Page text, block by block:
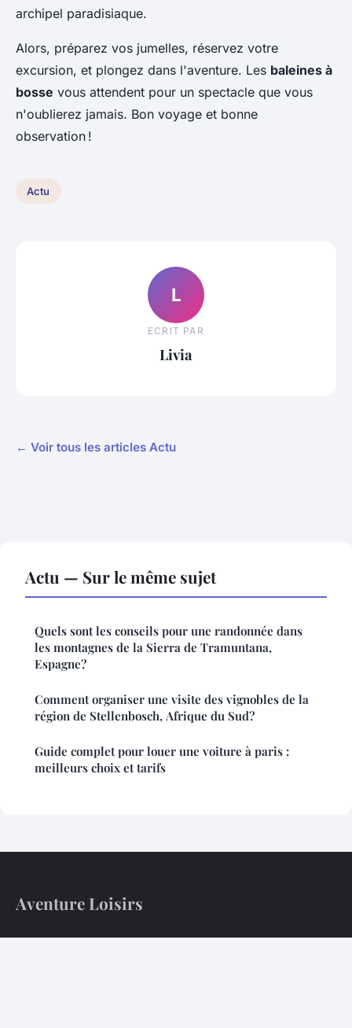
archipel paradisiaque.
Alors, préparez vos jumelles, réservez votre
excursion, et plongez dans l'aventure. Les baleines à
bosse vous attendent pour un spectacle que vous
n'oublierez jamais. Bon voyage et bonne
observation !
Actu
L
ECRIT PAR
Livia
← Voir tous les articles Actu
Actu — Sur le même sujet
Quels sont les conseils pour une randonnée dans
les montagnes de la Sierra de Tramuntana,
Espagne?
Comment organiser une visite des vignobles de la
région de Stellenbosch, Afrique du Sud?
Guide complet pour louer une voiture à paris :
meilleurs choix et tarifs
Aventure Loisirs